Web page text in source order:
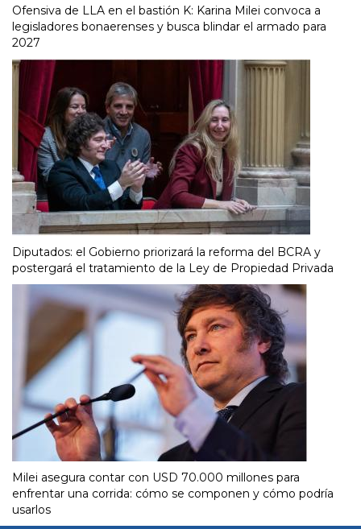
Ofensiva de LLA en el bastión K: Karina Milei convoca a
legisladores bonaerenses y busca blindar el armado para
2027
Diputados: el Gobierno priorizará la reforma del BCRA y
postergará el tratamiento de la Ley de Propiedad Privada
Milei asegura contar con USD 70.000 millones para
enfrentar una corrida: cómo se componen y cómo podría
usarlos